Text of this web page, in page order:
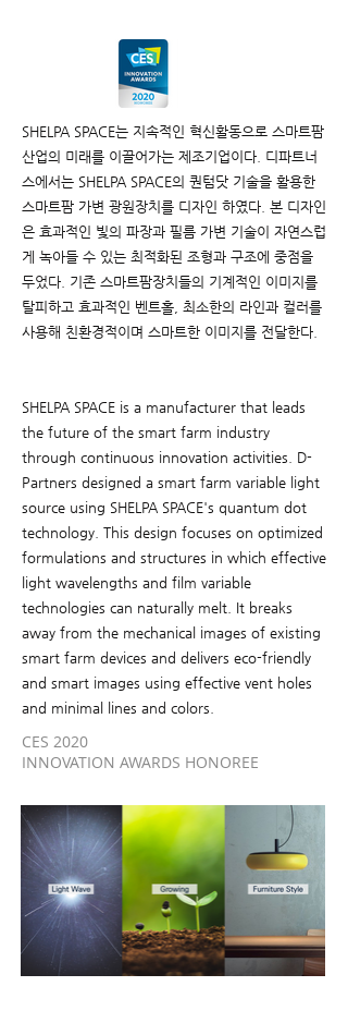
SHELPA SPACE는 지속적인 혁신활동으로 스마트팜
산업의 미래를 이끌어가는 제조기업이다. 디파트너
스에서는 SHELPA SPACE의 퀀텀닷 기술을 활용한
스마트팜 가변 광원장치를 디자인 하였다. 본 디자인
은 효과적인 빛의 파장과 필름 가변 기술이 자연스럽
게 녹아들 수 있는 최적화된 조형과 구조에 중점을
두었다. 기존 스마트팜장치들의 기계적인 이미지를
탈피하고 효과적인 벤트홀, 최소한의 라인과 컬러를
사용해 친환경적이며 스마트한 이미지를 전달한다.
​SHELPA SPACE is a manufacturer that leads
the future of the smart farm industry
through continuous innovation activities. D-
Partners designed a smart farm variable light
source using SHELPA SPACE's quantum dot
technology. This design focuses on optimized
formulations and structures in which effective
light wavelengths and film variable
technologies can naturally melt. It breaks
away from the mechanical images of existing
smart farm devices and delivers eco-friendly
and smart images using effective vent holes
and minimal lines and colors.
CES 2020
INNOVATION AWARDS HONOREE